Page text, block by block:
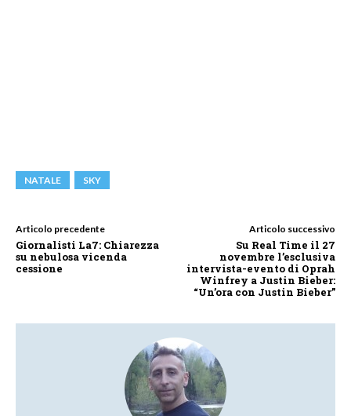
NATALE SKY
Articolo precedente
Giornalisti La7: Chiarezza
su nebulosa vicenda
cessione
Articolo successivo
Su Real Time il 27
novembre l’esclusiva
intervista-evento di Oprah
Winfrey a Justin Bieber:
“Un’ora con Justin Bieber”